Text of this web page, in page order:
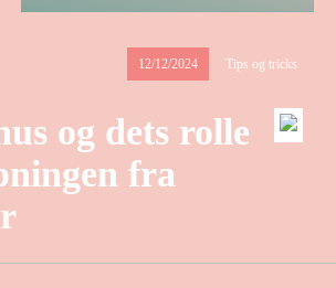
12/12/2024 Tips og tricks
og dets rolle
fra